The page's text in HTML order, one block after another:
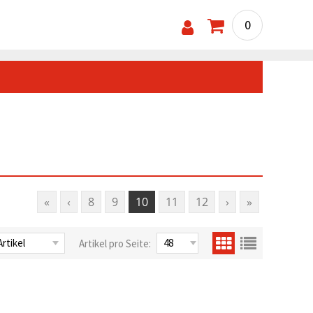
0
« ‹ 8 9 10 11 12 › »
Artikel pro Seite: